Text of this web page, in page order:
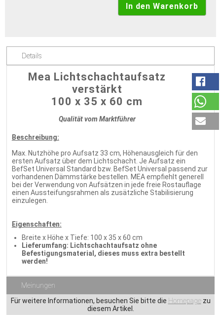
Details
Mea Lichtschachtaufsatz
verstärkt
100 x 35 x 60 cm
Qualität vom Marktführer
Beschreibung:
Max. Nutzhöhe pro Aufsatz 33 cm, Höhenausgleich für den
ersten Aufsatz über dem Lichtschacht. Je Aufsatz ein
BefSet Universal Standard bzw. BefSet Universal passend zur
vorhandenen Dämmstärke bestellen. MEA empfiehlt generell
bei der Verwendung von Aufsätzen in jede freie Rostauflage
einen Aussteifungsrahmen als zusätzliche Stabilisierung
einzulegen.
Eigenschaften:
Breite x Höhe x Tiefe: 100 x 35 x 60 cm
Lieferumfang: Lichtschachtaufsatz ohne
Befestigungsmaterial, dieses muss extra bestellt
werden!
Meinungen
Für weitere Informationen, besuchen Sie bitte die Homepagezu
diesem Artikel.